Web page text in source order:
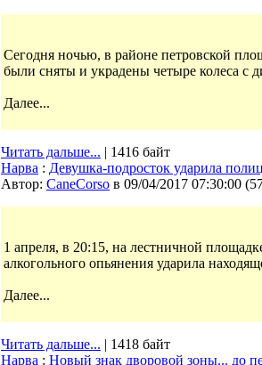
Сегодня ночью, в районе петровской
были сняты и украдены четыре колеса с
Далее...
Читать дальше... | 1416 байт
Нарва : Девушка-подросток ударила
Автор: CaneCorso в 09/04/2017 07:30:00 (
1 апреля, в 20:15, на лестничной
алкогольного опьянения ударила
Далее...
Читать дальше... | 1418 байт
Нарва : Новый знак дворовой зоны... до